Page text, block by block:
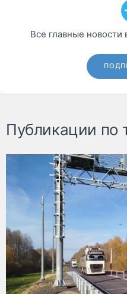
Все главные новости
Публикации по